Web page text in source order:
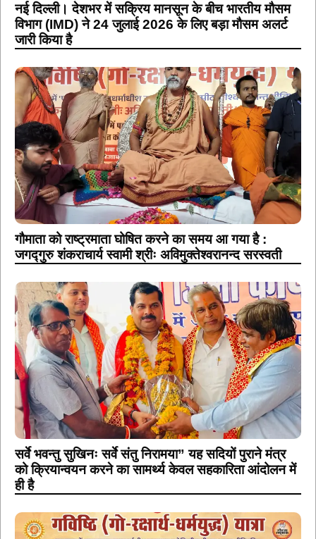
नई दिल्ली। देशभर में सक्रिय मानसून के बीच भारतीय मौसम
विभाग (IMD) ने 24 जुलाई 2026 के लिए बड़ा मौसम अलर्ट
जारी किया है
गौमाता को राष्ट्रमाता घोषित करने का समय आ गया है :
जगद्गुरु शंकराचार्य स्वामी श्रीः अविमुक्तेश्वरानन्द सरस्वती
सर्वे भवन्तु सुखिनः सर्वे संतु निरामया” यह सदियों पुराने मंत्र
को क्रियान्वयन करने का सामर्थ्य केवल सहकारिता आंदोलन में
ही है